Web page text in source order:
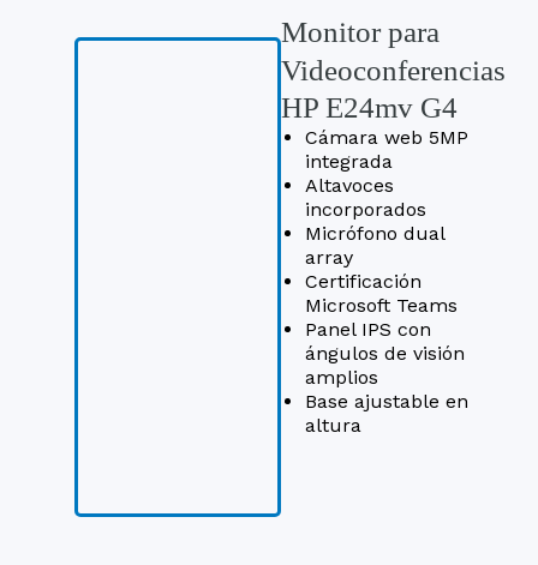
Monitor para
Videoconferencias
HP E24mv G4
Cámara web 5MP
integrada
Altavoces
incorporados
Micrófono dual
array
Certificación
Microsoft Teams
Panel IPS con
ángulos de visión
amplios
Base ajustable en
altura